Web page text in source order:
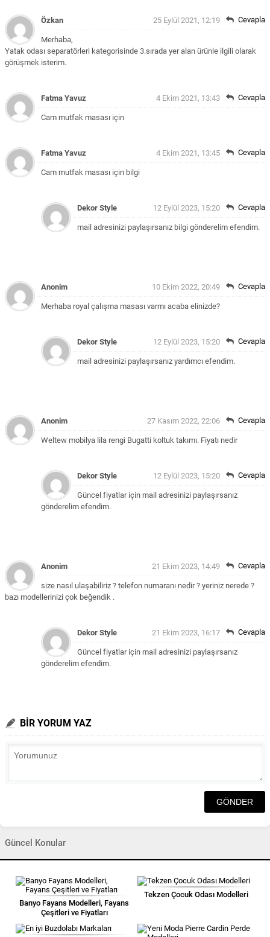
Özkan 25 Eylül 2021, 12:19
Merhaba,
Yatak odası separatörleri kategorisinde 3.sırada yer alan ürünle ilgili olarak
görüşmek isterim.
Cevapla
Fatma Yavuz 4 Ekim 2021, 13:43
Cam mutfak masası için
Cevapla
Fatma Yavuz 4 Ekim 2021, 13:45
Cam mutfak masası için bilgi
Cevapla
Dekor Style 12 Eylül 2023, 15:20
mail adresinizi paylaşırsanız bilgi gönderelim efendim.
Cevapla
Anonim 10 Ekim 2022, 20:49
Merhaba royal çalışma masası varmı acaba elinizde?
Cevapla
Dekor Style 12 Eylül 2023, 15:20
mail adresinizi paylaşırsanız yardımcı efendim.
Cevapla
Anonim 27 Kasım 2022, 22:06
Weltew mobilya lila rengi Bugatti koltuk takımı. Fiyatı nedir
Cevapla
Dekor Style 12 Eylül 2023, 15:20
Güncel fiyatlar için mail adresinizi paylaşırsanız
gönderelim efendim.
Cevapla
Anonim 21 Ekim 2023, 14:49
size nasıl ulaşabiliriz ? telefon numaranı nedir ? yeriniz nerede ?
bazı modellerinizi çok beğendik .
Cevapla
Dekor Style 21 Ekim 2023, 16:17
Güncel fiyatlar için mail adresinizi paylaşırsanız
gönderelim efendim.
Cevapla
BİR YORUM YAZ
Güncel Konular
Banyo Fayans Modelleri, Fayans
Çeşitleri ve Fiyatları
Tekzen Çocuk Odası Modelleri